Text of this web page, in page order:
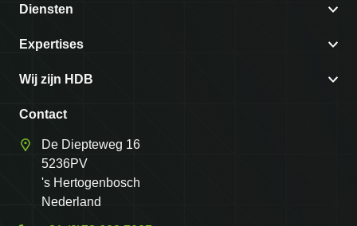
Diensten
Coördinatie kabels & leidingen
3D Ondergrond
Expertises
CROW-500 proof met onderzoek kabels en leidingen
In kaart brengen van gestuurde boringen met onderzoek
Wij zijn HDB
Over ons
Werken bij
Projecten
Contact
Contact
De Diepteweg 16
5236PV
's Hertogenbosch
Nederland